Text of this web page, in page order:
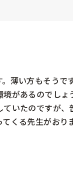
薄い方もそう
があるのでしょ
いたのですが
くる先生がお